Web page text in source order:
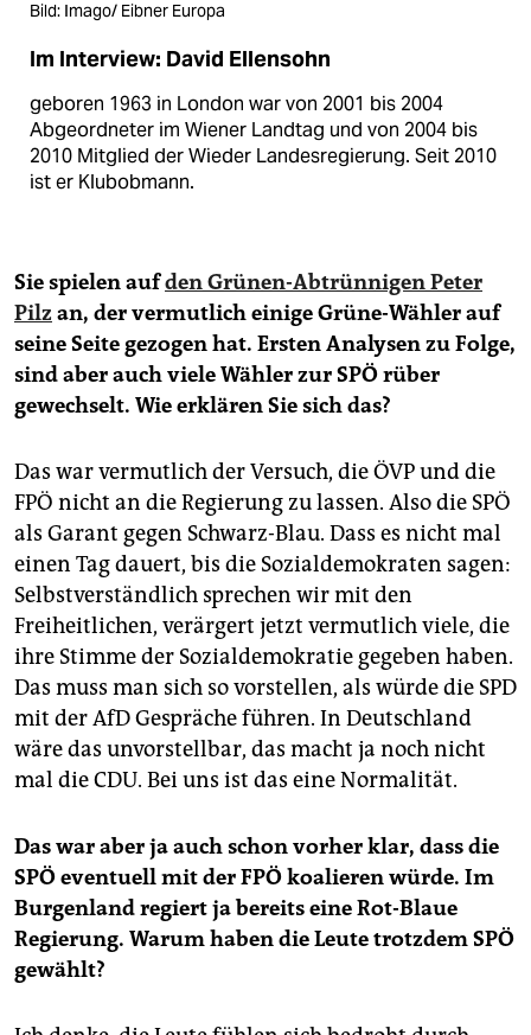
Bild: Imago/ Eibner Europa
Im Interview: David Ellensohn
geboren 1963 in London war von 2001 bis 2004
Abgeordneter im Wiener Landtag und von 2004 bis
2010 Mitglied der Wieder Landesregierung. Seit 2010
ist er Klubobmann.
Sie spielen aufden Grünen-Abtrünnigen Peter
Pilz an, der vermutlich einige Grüne-Wähler auf
seine Seite gezogen hat. Ersten Analysen zu Folge,
sind aber auch viele Wähler zur SPÖ rüber
gewechselt. Wie erklären Sie sich das?
Das war vermutlich der Versuch, die ÖVP und die
FPÖ nicht an die Regierung zu lassen. Also die SPÖ
als Garant gegen Schwarz-Blau. Dass es nicht mal
einen Tag dauert, bis die Sozialdemokraten sagen:
Selbstverständlich sprechen wir mit den
Freiheitlichen, verärgert jetzt vermutlich viele, die
ihre Stimme der Sozialdemokratie gegeben haben.
Das muss man sich so vorstellen, als würde die SPD
mit der AfD Gespräche führen. In Deutschland
wäre das unvorstellbar, das macht ja noch nicht
mal die CDU. Bei uns ist das eine Normalität.
Das war aber ja auch schon vorher klar, dass die
SPÖ eventuell mit der FPÖ koalieren würde. Im
Burgenland regiert ja bereits eine Rot-Blaue
Regierung. Warum haben die Leute trotzdem SPÖ
gewählt?